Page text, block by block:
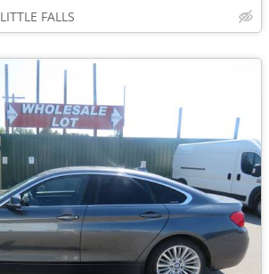
LITTLE FALLS